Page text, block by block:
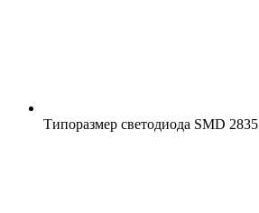
Типоразмер светодиода SMD 2835